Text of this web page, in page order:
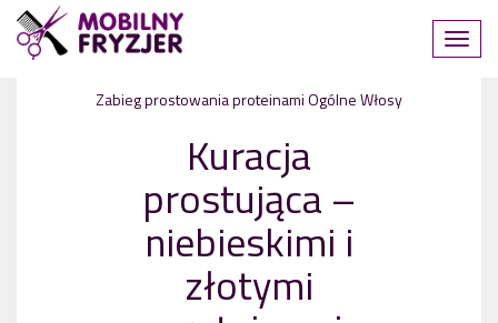
Zabieg prostowania proteinamiOgólneWłosy
Kuracja
prostująca –
niebieskimi i
złotymi